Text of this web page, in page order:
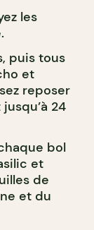
les
puis tous
et
reposer
24
bol
et
de
et du